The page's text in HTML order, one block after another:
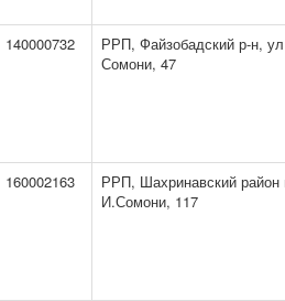
140000732
РРП, Файзобадский р-н,
Сомони, 47
160002163
РРП, Шахринавский район
И.Сомони, 117